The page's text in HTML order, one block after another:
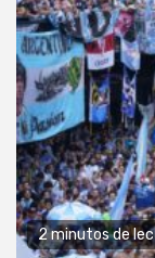
2 minutos de